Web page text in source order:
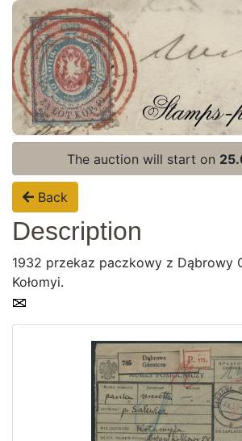
Register
Login
Home page
Current auction
Recent result
The auction will start on
Back
Description
1932 przekaz paczkowy z Dąbrowy
Kołomyi.